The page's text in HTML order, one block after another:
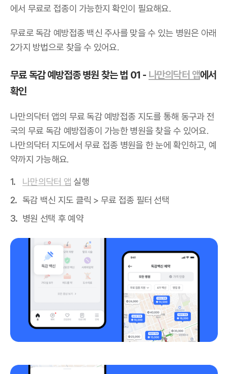
에서 무료로 접종이 가능한지 확인이 필요해요.
무료로 독감 예방접종 백신 주사를 맞을 수 있는 병원은 아래
2가지 방법으로 찾을 수 있어요.
무료 독감 예방접종 병원 찾는 법 01 - 나만의닥터 앱에서
확인
나만의닥터 앱의 무료 독감 예방접종 지도를 통해 동구과 전
국의 무료 독감 예방접종이 가능한 병원을 찾을 수 있어요.
나만의닥터 지도에서 무료 접종 병원을 한 눈에 확인하고, 예
약까지 가능해요.
나만의닥터 앱 실행
독감 백신 지도 클릭 > 무료 접종 필터 선택
병원 선택 후 예약